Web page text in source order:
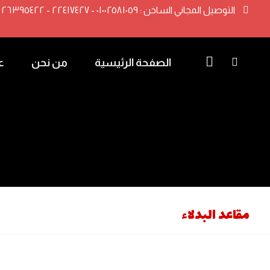
التوصيل المجاني الساخن : ٠١٠٠٢٥٨١٠٥٩ - ٢٢٤١٧٤٢٧ - ٢٦٣٩٥٤٢٢ - ٢٢٤١٧٤٨٢ -٢٢٤١٧٤٣٢
الصفحة الرئيسية من نحن
مقاعد البدلاء